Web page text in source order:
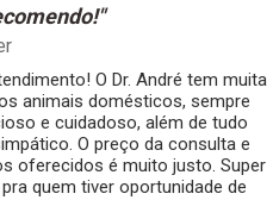
O Dr. André tem muita
animais domésticos, sempre
e cuidadoso, além de tudo
O preço da consulta e
oferecidos é muito justo. Super
quem tiver oportunidade de